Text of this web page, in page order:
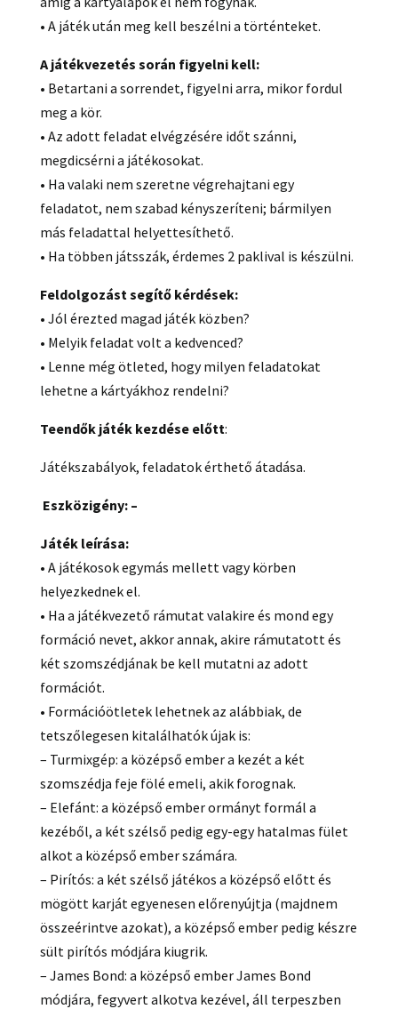
• A játék után meg kell beszélni a történteket.
A játékvezetés során figyelni kell:
• Betartani a sorrendet, figyelni arra, mikor fordul
meg a kör.
• Az adott feladat elvégzésére időt szánni,
megdicsérni a játékosokat.
• Ha valaki nem szeretne végrehajtani egy
feladatot, nem szabad kényszeríteni; bármilyen
más feladattal helyettesíthető.
• Ha többen játsszák, érdemes 2 paklival is készülni.
Feldolgozást segítő kérdések:
• Jól érezted magad játék közben?
• Melyik feladat volt a kedvenced?
• Lenne még ötleted, hogy milyen feladatokat
lehetne a kártyákhoz rendelni?
Teendők játék kezdése előtt:
Játékszabályok, feladatok érthető átadása.
Eszközigény: –
Játék leírása:
• A játékosok egymás mellett vagy körben
helyezkednek el.
• Ha a játékvezető rámutat valakire és mond egy
formáció nevet, akkor annak, akire rámutatott és
két szomszédjának be kell mutatni az adott
formációt.
• Formációötletek lehetnek az alábbiak, de
tetszőlegesen kitalálhatók újak is:
– Turmixgép: a középső ember a kezét a két
szomszédja feje fölé emeli, akik forognak.
– Elefánt: a középső ember ormányt formál a
kezéből, a két szélső pedig egy-egy hatalmas fület
alkot a középső ember számára.
– Pirítós: a két szélső játékos a középső előtt és
mögött karját egyenesen előrenyújtja (majdnem
összeérintve azokat), a középső ember pedig készre
sült pirítós módjára kiugrik.
– James Bond: a középső ember James Bond
módjára, fegyvert alkotva kezével, áll terpeszben